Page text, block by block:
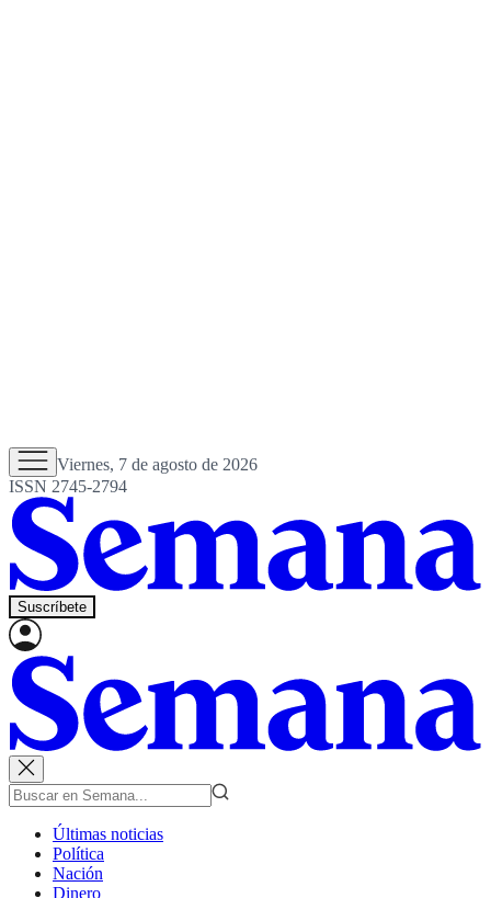
Viernes, 7 de agosto de 2026
ISSN 2745-2794
Suscríbete
Últimas noticias
Política
Nación
Dinero